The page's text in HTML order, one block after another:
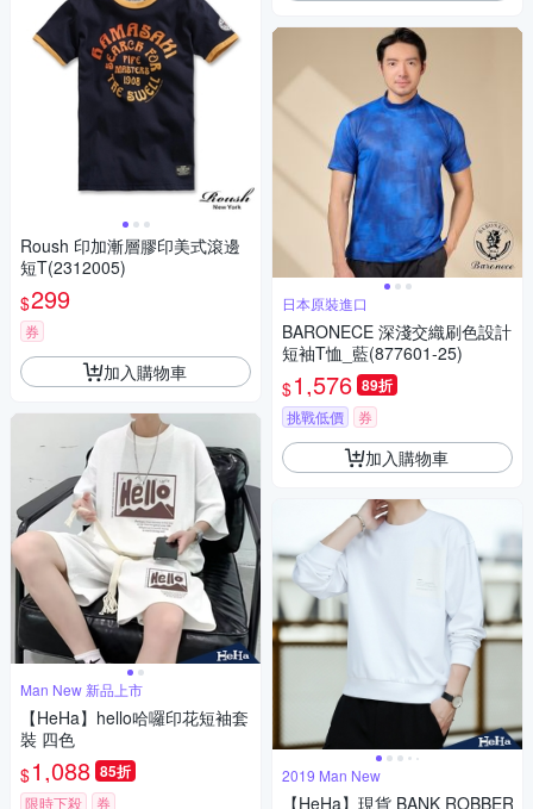
Roush 印加漸層膠印美式滾邊
短T(2312005)
$299
券
加入購物車
Man New 新品上市
【HeHa】hello哈囉印花短袖套
裝 四色
$1,088 85折
限時下殺 券
日本原裝進口
BARONECE 深淺交織刷色設計
短袖T恤_藍(877601-25)
$1,576 89折
挑戰低價 券
加入購物車
2019 Man New
【HeHa】現貨 BANK ROBBER